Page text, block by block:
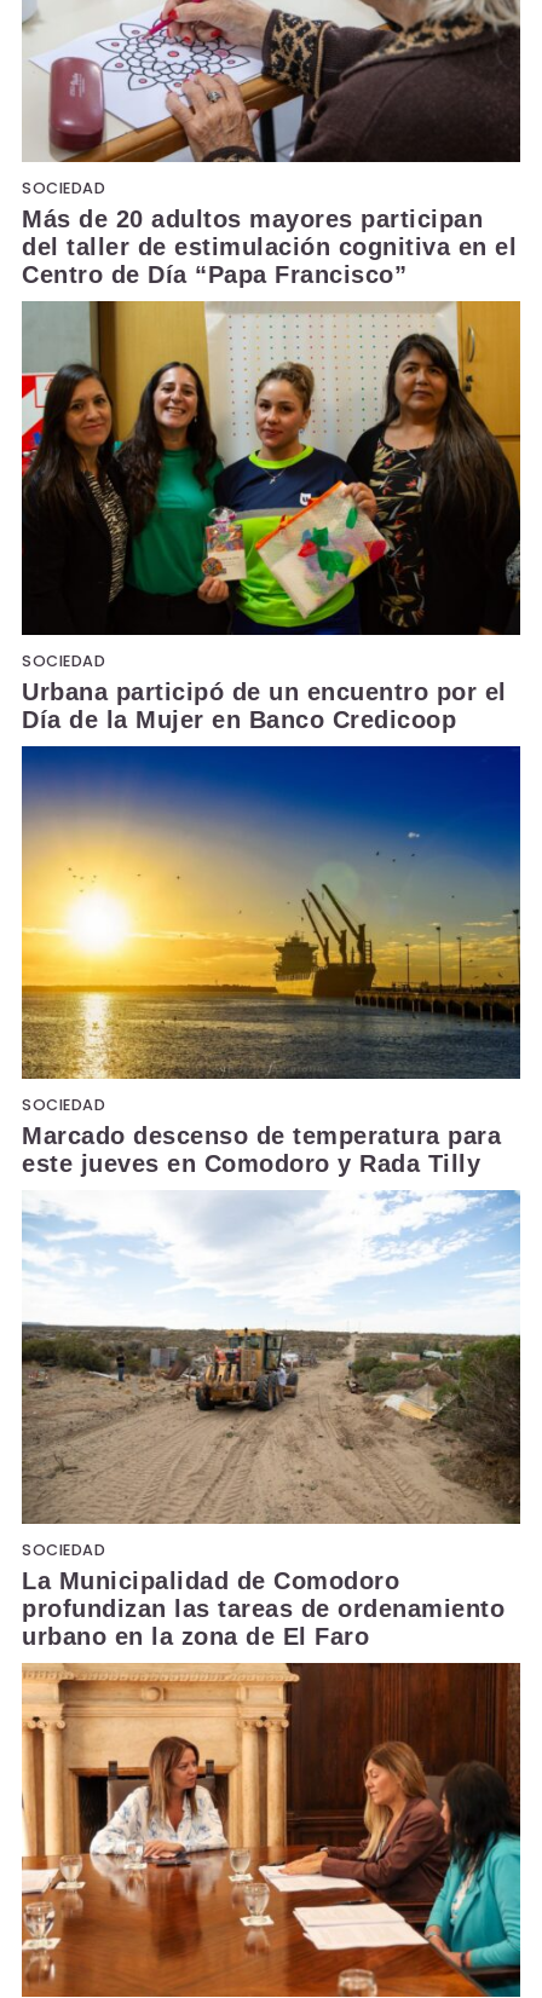
SOCIEDAD
Más de 20 adultos mayores participan
del taller de estimulación cognitiva en el
Centro de Día “Papa Francisco”
SOCIEDAD
Urbana participó de un encuentro por el
Día de la Mujer en Banco Credicoop
SOCIEDAD
Marcado descenso de temperatura para
este jueves en Comodoro y Rada Tilly
SOCIEDAD
La Municipalidad de Comodoro
profundizan las tareas de ordenamiento
urbano en la zona de El Faro